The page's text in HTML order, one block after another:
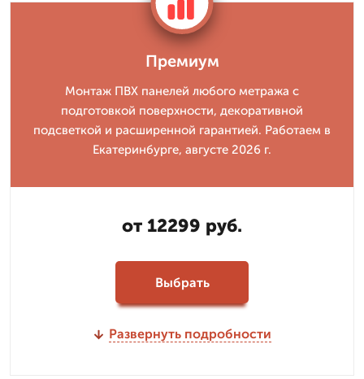
Премиум
Монтаж ПВХ панелей любого метража с
подготовкой поверхности, декоративной
подсветкой и расширенной гарантией. Работаем в
Екатеринбурге, августе 2026 г.
от 12299 руб.
Выбрать
Развернуть подробности